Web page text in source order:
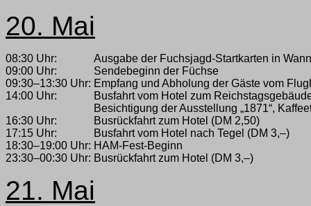
20. Mai
08:30 Uhr:
Ausgabe der Fuchsjagd-Startkarten in
09:00 Uhr:
Sendebeginn der Füchse
09:30–13:30 Uhr: Empfang und Abholung der Gäste vom
14:00 Uhr:
Busfahrt vom Hotel zum
Besichtigung der Ausstellung „1871“,
16:30 Uhr:
Busrückfahrt zum Hotel (DM 2,50)
17:15 Uhr:
Busfahrt vom Hotel nach Tegel (DM 3,–)
18:30–19:00 Uhr: HAM-Fest-Beginn
23:30–00:30 Uhr: Busrückfahrt zum Hotel (DM 3,–)
21. Mai